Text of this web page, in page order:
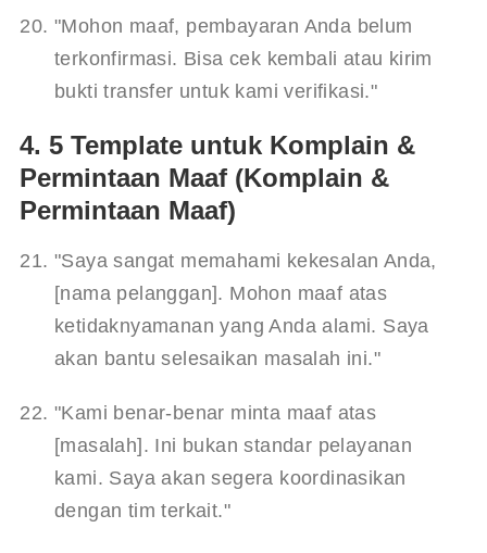
"Mohon maaf, pembayaran Anda belum
terkonfirmasi. Bisa cek kembali atau kirim
bukti transfer untuk kami verifikasi."
4. 5 Template untuk Komplain &
Permintaan Maaf (Komplain &
Permintaan Maaf)
"Saya sangat memahami kekesalan Anda,
[nama pelanggan]. Mohon maaf atas
ketidaknyamanan yang Anda alami. Saya
akan bantu selesaikan masalah ini."
"Kami benar-benar minta maaf atas
[masalah]. Ini bukan standar pelayanan
kami. Saya akan segera koordinasikan
dengan tim terkait."